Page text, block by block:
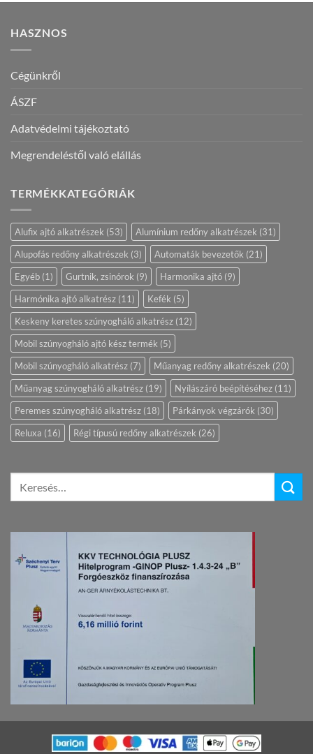
HASZNOS
Cégünkről
ÁSZF
Adatvédelmi tájékoztató
Megrendeléstől való elállás
TERMÉKKATEGÓRIÁK
Alufix ajtó alkatrészek (53) Alumínium redőny alkatrészek (31)
Alupofás redőny alkatrészek (3) Automaták bevezetők (21)
Egyéb (1) Gurtnik, zsinórok (9) Harmonika ajtó (9)
Harmónika ajtó alkatrész (11) Kefék (5)
Keskeny keretes szúnyogháló alkatrész (12)
Mobil szúnyogháló ajtó kész termék (5)
Mobil szúnyogháló alkatrész (7) Műanyag redőny alkatrészek (20)
Műanyag szúnyogháló alkatrész (19) Nyílászáró beépítéséhez (11)
Peremes szúnyogháló alkatrész (18) Párkányok végzárók (30)
Reluxa (16) Régi típusú redőny alkatrészek (26)